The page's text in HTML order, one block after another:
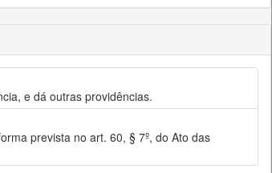
e dá outras providências.
prevista no art. 60, § 7º, do Ato das